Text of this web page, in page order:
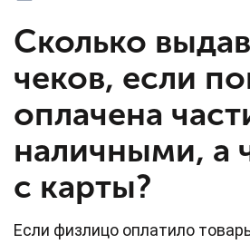
Сколько
чеков, если
оплачена
наличными, а
с карты?
Если физлицо оплатило